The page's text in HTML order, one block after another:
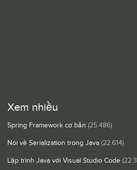
Xem nhiều
Spring Framework cơ bản (25.486)
Nói về Serialization trong Java (22.614)
Lập trình Java với Visual Studio Code